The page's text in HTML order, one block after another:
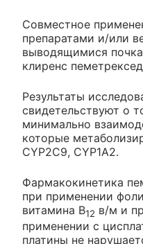
Совместное
препаратами и/или
выводящимися
клиренс
Результаты
свидетельствуют о
минимально
которые
CYP2C9, CYP1A2.
Фармакокинетика
при применении
витамина В12 в/м и
применении c
платины не